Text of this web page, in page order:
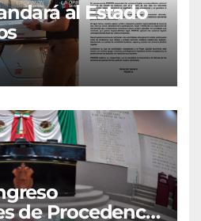
al Estado
de Procedencia